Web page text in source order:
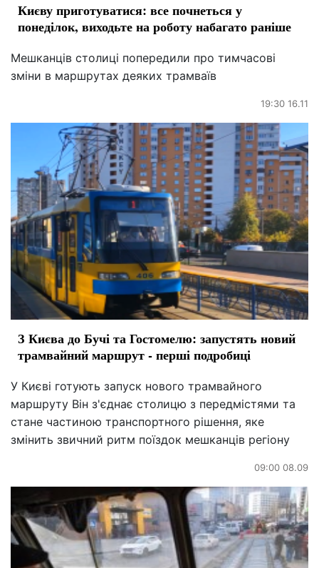
Києву приготуватися: все почнеться у
понеділок, виходьте на роботу набагато раніше
Мешканців столиці попередили про тимчасові
зміни в маршрутах деяких трамваїв
19:30 16.11
З Києва до Бучі та Гостомелю: запустять новий
трамвайний маршрут - перші подробиці
У Києві готують запуск нового трамвайного
маршруту Він з'єднає столицю з передмістями та
стане частиною транспортного рішення, яке
змінить звичний ритм поїздок мешканців регіону
09:00 08.09